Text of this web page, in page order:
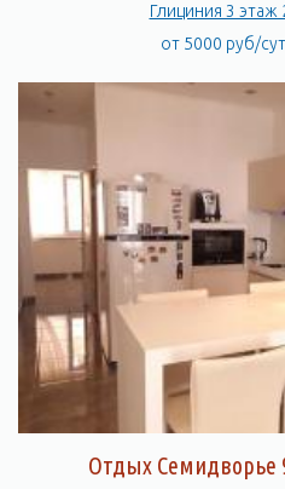
Глициния 3
от 5000 руб/
Отдых Семидворье